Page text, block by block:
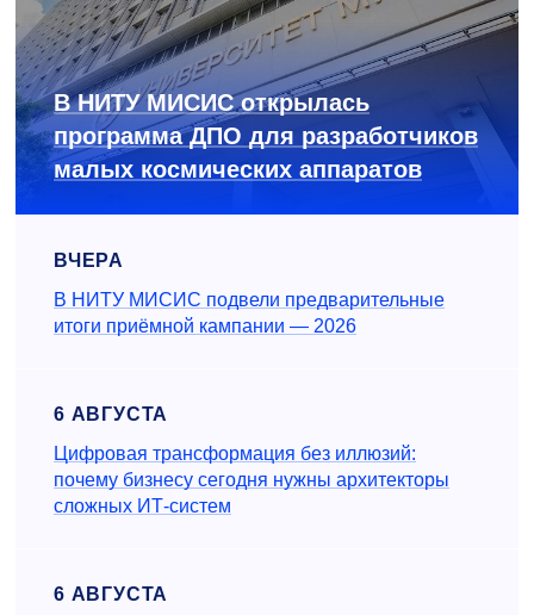
В НИТУ МИСИС открылась
программа ДПО для разработчиков
малых космических аппаратов
ВЧЕРА
В НИТУ МИСИС подвели предварительные
итоги приёмной кампании — 2026
6 АВГУСТА
Цифровая трансформация без иллюзий:
почему бизнесу сегодня нужны архитекторы
сложных ИТ-систем
6 АВГУСТА